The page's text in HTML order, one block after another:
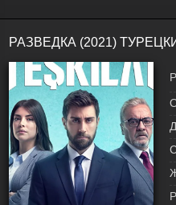
РАЗВЕДКА (2021)